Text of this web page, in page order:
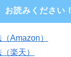
お読みください！
Amazon）
楽天）